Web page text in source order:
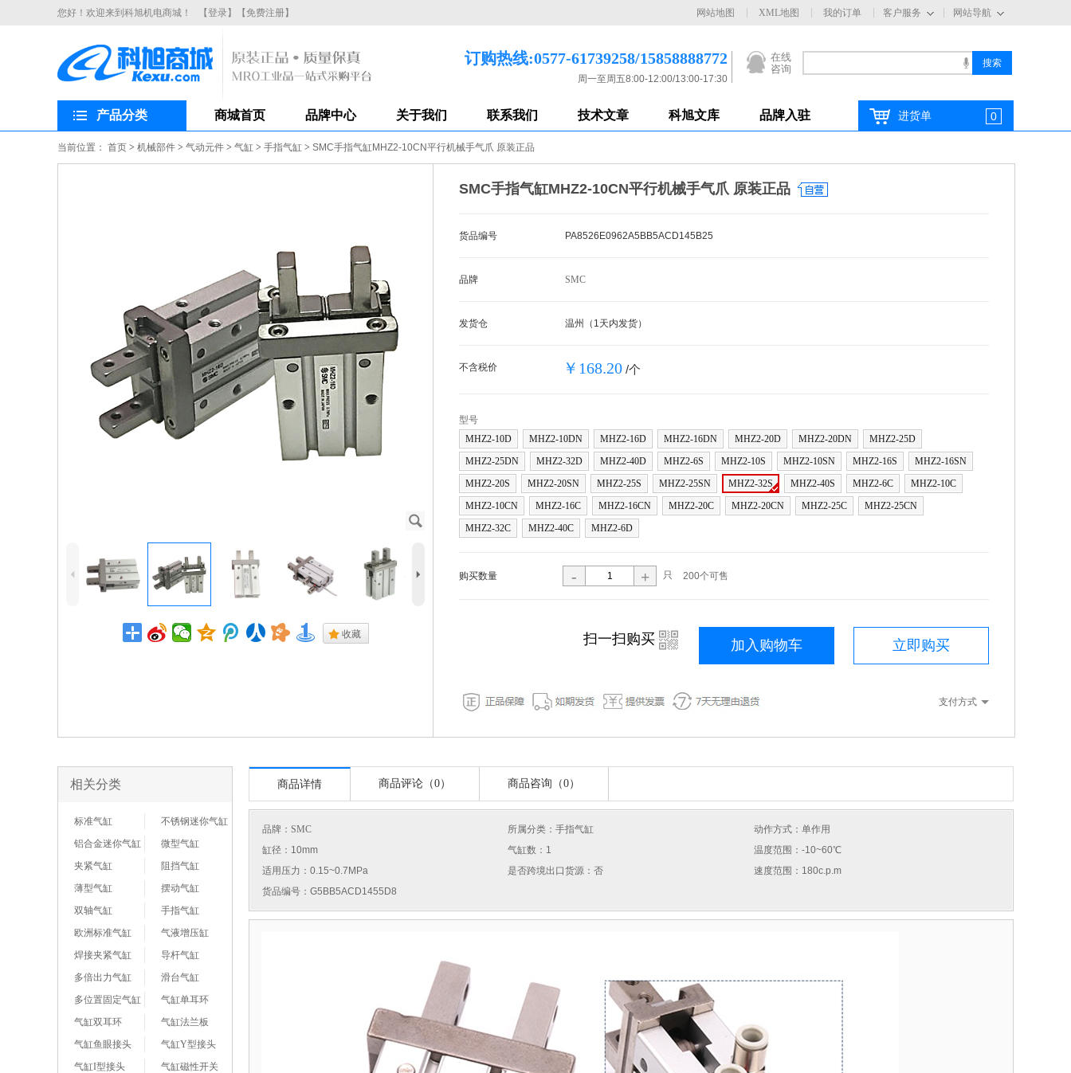
您好！欢迎来到科旭机电商城！ 【登录】 【免费注册】 网站导航
客户服务
网站地图 XML地图 我的订单
在线
咨询
订购热线:0577-61739258/15858888772
周一至周五8:00-12:00/13:00-17:30
产品分类 商城首页 品牌中心 关于我们 联系我们 技术文章 科旭文库 品牌入驻 进货单 0
当前位置： 首页 > 机械部件 > 气动元件 > 气缸 > 手指气缸 > SMC手指气缸MHZ2-10CN平行机械手气爪 原装正品
J
4 5
. 收藏
SMC手指气缸MHZ2-10CN平行机械手气爪 原装正品
货品编号 PA8526E0962A5BB5ACD145B25
品牌 SMC
发货仓 温州（1天内发货）
不含税价 ￥168.20 /个
型号
MHZ2-10D
MHZ2-10DN MHZ2-16D MHZ2-16DN MHZ2-20D MHZ2-20DN
MHZ2-25D
MHZ2-25DN
MHZ2-32D MHZ2-40D MHZ2-6S MHZ2-10S MHZ2-10SN MHZ2-16S
MHZ2-16SN
MHZ2-20S
MHZ2-20SN MHZ2-25S MHZ2-25SN MHZ2-32S MHZ2-40S MHZ2-6C
MHZ2-10C
MHZ2-10CN
MHZ2-16C MHZ2-16CN MHZ2-20C MHZ2-20CN MHZ2-25C
MHZ2-25CN
MHZ2-32C
MHZ2-40C MHZ2-6D
购买数量 - + 只 200个可售
立即购买
加入购物车
扫一扫购买 i
支付方式
相关分类
标准气缸
不锈钢迷你气缸
铝合金迷你气缸
微型气缸
夹紧气缸
阻挡气缸
薄型气缸
摆动气缸
双轴气缸
手指气缸
欧洲标准气缸
气液增压缸
焊接夹紧气缸
导杆气缸
多倍出力气缸
滑台气缸
多位置固定气缸
气缸单耳环
气缸双耳环
气缸法兰板
气缸鱼眼接头
气缸Y型接头
气缸I型接头
气缸磁性开关
商品详情 商品评论（0） 商品咨询（0）
品牌： SMC 所属分类：手指气缸
动作方式：单作用
缸径：10mm
气缸数：1
温度范围：-10~60℃
适用压力：0.15~0.7MPa
是否跨境出口货源：否
速度范围：180c.p.m
货品编号：G5BB5ACD1455D8